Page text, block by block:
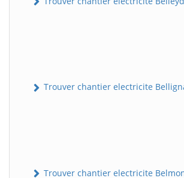
Trouver chantier electricite
Trouver chantier electricite